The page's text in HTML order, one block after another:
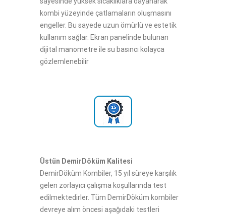
kombi yüzeyinde çatlamaların oluşmasını
engeller. Bu sayede uzun ömürlü ve estetik
kullanım sağlar. Ekran panelinde bulunan
dijital manometre ile su basıncı kolayca
gözlemlenebilir
Üstün DemirDöküm Kalitesi
DemirDöküm Kombiler, 15 yıl süreye karşılık
gelen zorlayıcı çalışma koşullarında test
edilmektedirler. Tüm DemirDöküm kombiler
devreye alım öncesi aşağıdaki testleri